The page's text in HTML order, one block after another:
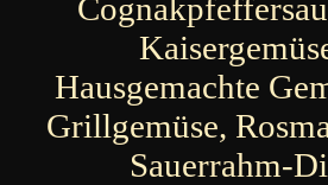
Hausgemachte
Grillgemüse,
Sauerrahm-